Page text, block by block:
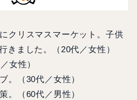
クリスマスマーケット。子供
きました。（20代／女性）
女性）
。（30代／女性）
。（60代／男性）